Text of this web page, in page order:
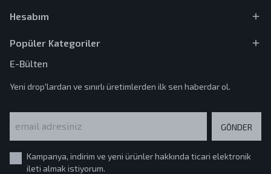
Hesabım
Popüler Kategoriler
E-Bülten
Yeni drop'lardan ve sınırlı üretimlerden ilk sen haberdar ol.
GÖNDER
Kampanya, indirim ve yeni ürünler hakkında ticari elektronik
ileti almak istiyorum.